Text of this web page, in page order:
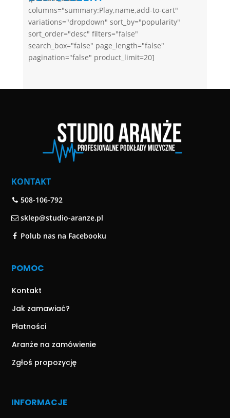
columns="summary:Play,name,add-to-cart"
variations="dropdown" sort_by="popularity"
sort_order="desc" filters="false"
search_box="false" page_length="false"
pagination="false" product_limit=20]
KONTAKT
508-106-792
sklep@studio-aranze.pl
Polub nas na Facebooku
POMOC
Kontakt
Jak zamawiać?
Płatności
Aranże na zamówienie
Zgłoś propozycję
INFORMACJE